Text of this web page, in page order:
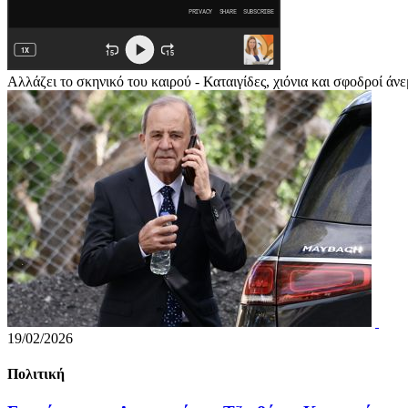
Αλλάζει το σκηνικό του καιρού - Καταιγίδες, χιόνια και σφοδροί
19/02/2026
Πολιτική